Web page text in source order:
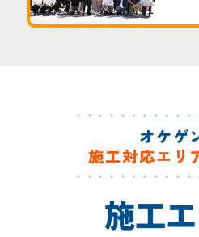
オケゲ
施工対応エリ
施工